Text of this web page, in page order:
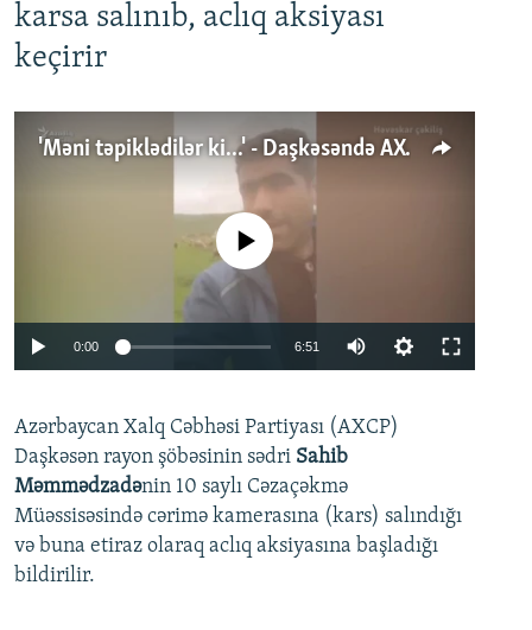
karsa salınıb, aclıq aksiyası
keçirir
'Məni təpiklədilər ki...' - Daşkəsəndə AXCP fəalının yaxınları onun həbsinə etiraz edirlər
Auto 240p 360p
720p 1080p
No media source currently available
0:00 6:51
360p
720p
1080p
Azərbaycan Xalq Cəbhəsi Partiyası (AXCP)
Daşkəsən rayon şöbəsinin sədri Sahib
Məmmədzadənin 10 saylı Cəzaçəkmə
Müəssisəsində cərimə kamerasına (kars) salındığı
və buna etiraz olaraq aclıq aksiyasına başladığı
bildirilir.